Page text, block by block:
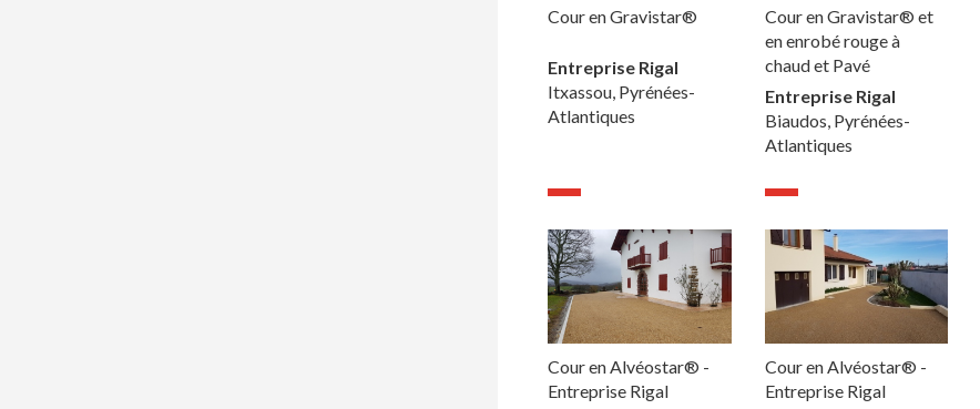
Cour en Gravistar®
Entreprise Rigal
Itxassou, Pyrénées-
Atlantiques
Cour en Gravistar® et
en enrobé rouge à
chaud et Pavé
Entreprise Rigal
Biaudos, Pyrénées-
Atlantiques
Cour en Alvéostar® -
Entreprise Rigal
Cour en Alvéostar® -
Entreprise Rigal